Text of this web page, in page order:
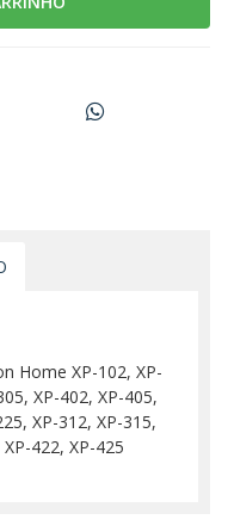
Home XP-102, XP-
XP-402, XP-405,
XP-312, XP-315,
422, XP-425